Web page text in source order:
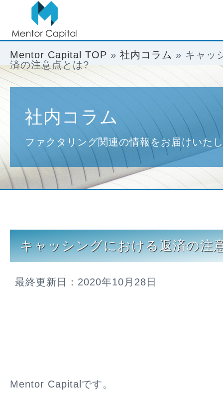
Mentor Capital TOP » 社内コラム » キャッ
済の注意点とは?
社内コラム
ファクタリング関連の情報をお届けいた
キャッシングにおける返済の注
最終更新日：2020年10月28日
Mentor Capitalです。